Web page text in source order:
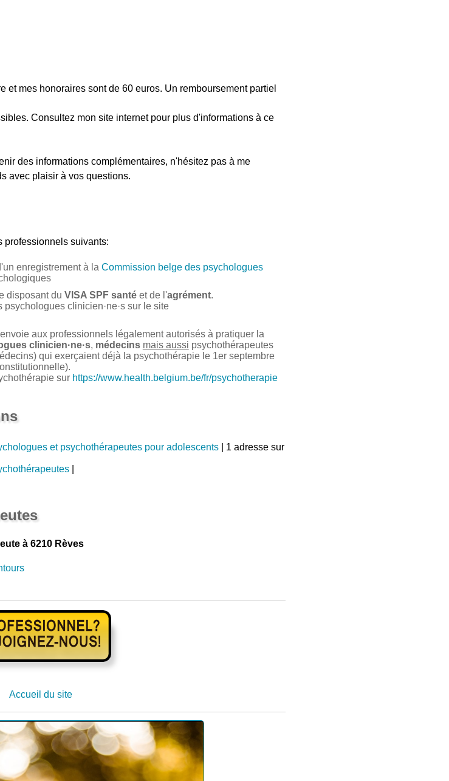
et mes honoraires sont de 60 euros. Un remboursement partiel
Consultez mon site internet pour plus d'informations à ce
des informations complémentaires, n'hésitez pas à me
avec plaisir à vos questions.
professionnels suivants:
enregistrement à la Commission belge des psychologues
disposant du VISA SPF santéet de l'agrément.
clinicien·ne·s sur le site
aux professionnels légalement autorisés à pratiquer la
clinicien·ne·s, médecins mais aussi psychothérapeutes
qui exerçaient déjà la psychothérapie le 1er septembre
sur https://www.health.belgium.be/fr/psychotherapie
et psychothérapeutes pour adolescents| 1 adresse sur
|
à 6210 Rèves
Accueil du site